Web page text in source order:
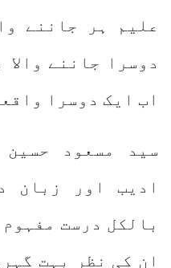
علیم ہر جاننے
دوسرا جاننے
اب ایک دوسرا
سید مسعود حسین
ادیب اور زبان
بالکل درست
ان کی نظر بہت